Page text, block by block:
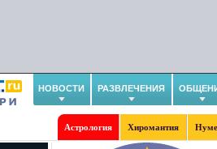
НОВОСТИ РАЗВЛЕЧЕНИЯ
Астрология Хиромантия